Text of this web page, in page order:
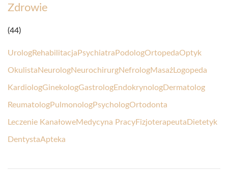
Zdrowie
(44)
UrologRehabilitacja Psychiatra PodologOrtopedaOptyk
Okulista NeurologNeurochirurgNefrologMasażLogopeda
KardiologGinekologGastrologEndokrynologDermatolog
ReumatologPulmonologPsychologOrtodonta
Leczenie KanałoweMedycyna PracyFizjoterapeuta Dietetyk
DentystaApteka